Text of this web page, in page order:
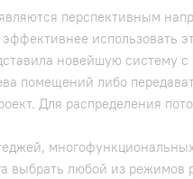
перспективным
использовать
новейшую систему с
помещений либо
Для распределения
выбрать любой из режимов